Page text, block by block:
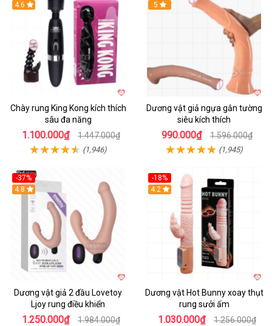
4.6
Chày rung King Kong kích thích
sâu đa năng
1.100.000₫ 1.447.000₫
(1,946)
Hot
5
Dương vật giả ngựa gắn tường
siêu kích thích
990.000₫ 1.596.000₫
(1,945)
-37%
Hot
4.8
Dương vật giả 2 đầu Lovetoy
Ljoy rung điều khiển
1.250.000₫ 1.984.000₫
-18%
Hot
4.2
Dương vật Hot Bunny xoay thụt
rung sưởi ấm
1.030.000₫ 1.256.000₫